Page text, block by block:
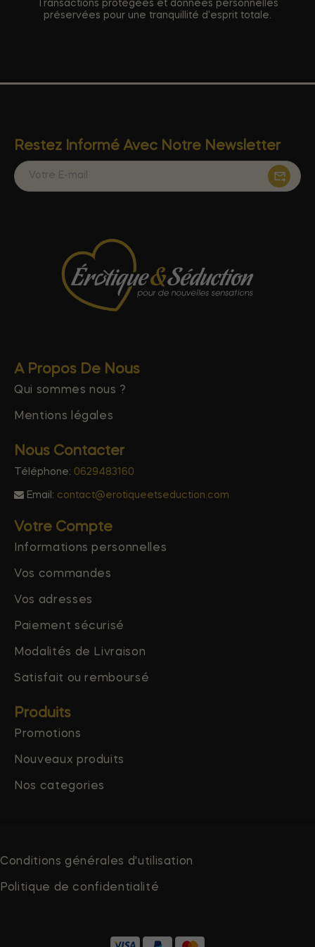
Transactions protégées et données personnelles
préservées pour une tranquillité d'esprit totale.
Restez Informé Avec Notre Newsletter
A Propos De Nous
Qui sommes nous ?
Mentions légales
Nous Contacter
Téléphone: 0629483160
Email: contact@erotiqueetseduction.com
Votre Compte
Informations personnelles
Vos commandes
Vos adresses
Paiement sécurisé
Modalités de Livraison
Satisfait ou remboursé
Produits
Promotions
Nouveaux produits
Nos categories
Conditions générales d'utilisation
Politique de confidentialité